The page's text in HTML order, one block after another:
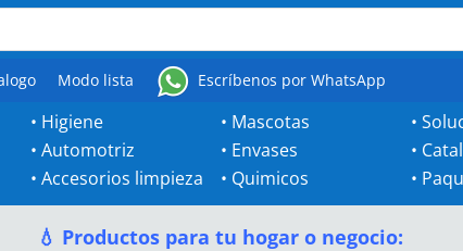
Modo lista Escríbenos por WhatsApp
• Higiene
•Automotriz
•Accesorios limpieza
• Mascotas
• Envases
• Quimicos
•
•
•
💧 Productos para tu hogar o negocio: